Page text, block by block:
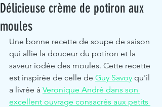
Délicieuse crème de potiron aux
moules
Une bonne recette de soupe de saison
qui allie la douceur du potiron et la
saveur iodée des moules. Cette recette
est inspirée de celle de Guy Savoy qu'il
a livrée à Veronique André dans son
excellent ouvrage consacrés aux petits